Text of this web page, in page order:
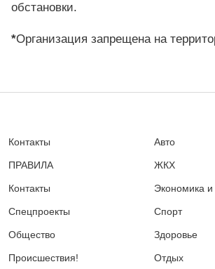
обстановки.
*Организация запрещена на
Контакты
ПРАВИЛА
Контакты
Спецпроекты
Общество
Происшествия!
Авто
ЖКХ
Экономика и
Спорт
Здоровье
Отдых